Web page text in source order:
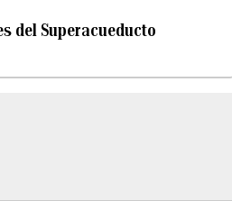
del Superacueducto